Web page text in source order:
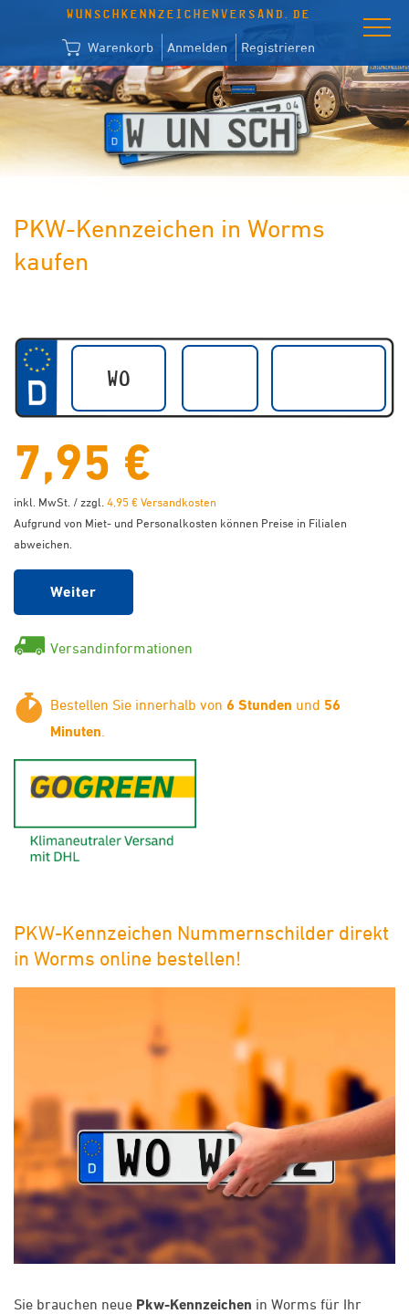
WUNSCHKENNZEICHENVERSAND.DE
Warenkorb Anmelden Registrieren
PKW-Kennzeichen in Worms
kaufen
7,95 €
inkl. MwSt. / zzgl. 4,95 € Versandkosten
Aufgrund von Miet- und Personalkosten können Preise in Filialen
abweichen.
Weiter
Versandinformationen
Bestellen Sie innerhalb von 6 Stunden und 56
Minuten
PKW-Kennzeichen Nummernschilder direkt
in Worms online bestellen!
Sie brauchen neue Pkw-Kennzeichen in Worms für Ihr